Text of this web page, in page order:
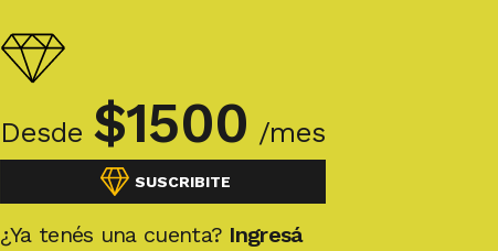
Desde $1500 /mes
SUSCRIBITE
¿Ya tenés una cuenta? Ingresá